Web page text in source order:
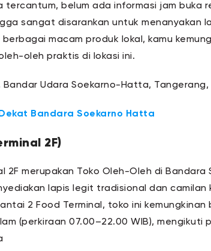
tercantum, belum ada informasi jam buka
sangat disarankan untuk menanyakan
macam produk lokal, kamu
oleh praktis di lokasi ini.
Bandar Udara Soekarno-Hatta,
Bandara Soekarno Hatta
2F)
2F merupakan Toko Oleh-Oleh di Bandara
lapis legit tradisional dan camilan
2 Food Terminal, toko ini
(perkiraan 07.00–22.00 WIB), mengikuti